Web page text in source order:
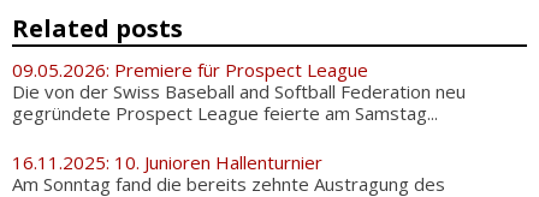
Related posts
09.05.2026: Premiere für Prospect League
Die von der Swiss Baseball and Softball Federation neu
gegründete Prospect League feierte am Samstag...
16.11.2025: 10. Junioren Hallenturnier
Am Sonntag fand die bereits zehnte Austragung des